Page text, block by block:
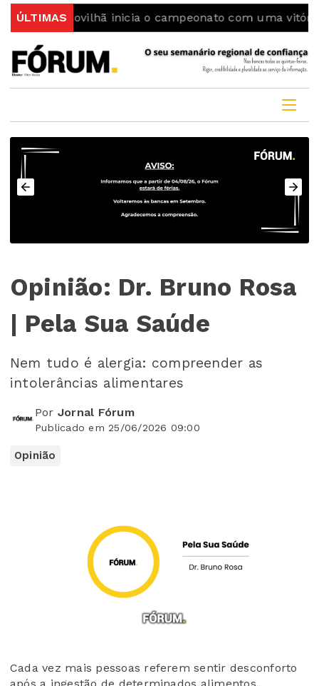
ÚLTIMAS
da Covilhã inicia o campeonato com uma vitória
Opinião: Dr. Bruno Rosa
| Pela Sua Saúde
Nem tudo é alergia: compreender as
intolerâncias alimentares
Por Jornal Fórum
Publicado em 25/06/2026 09:00
Opinião
Cada vez mais pessoas referem sentir desconforto